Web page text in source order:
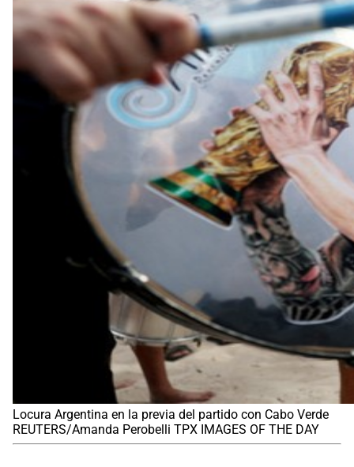
Locura Argentina en la previa del partido con Cabo Verde
REUTERS/Amanda Perobelli TPX IMAGES OF THE DAY